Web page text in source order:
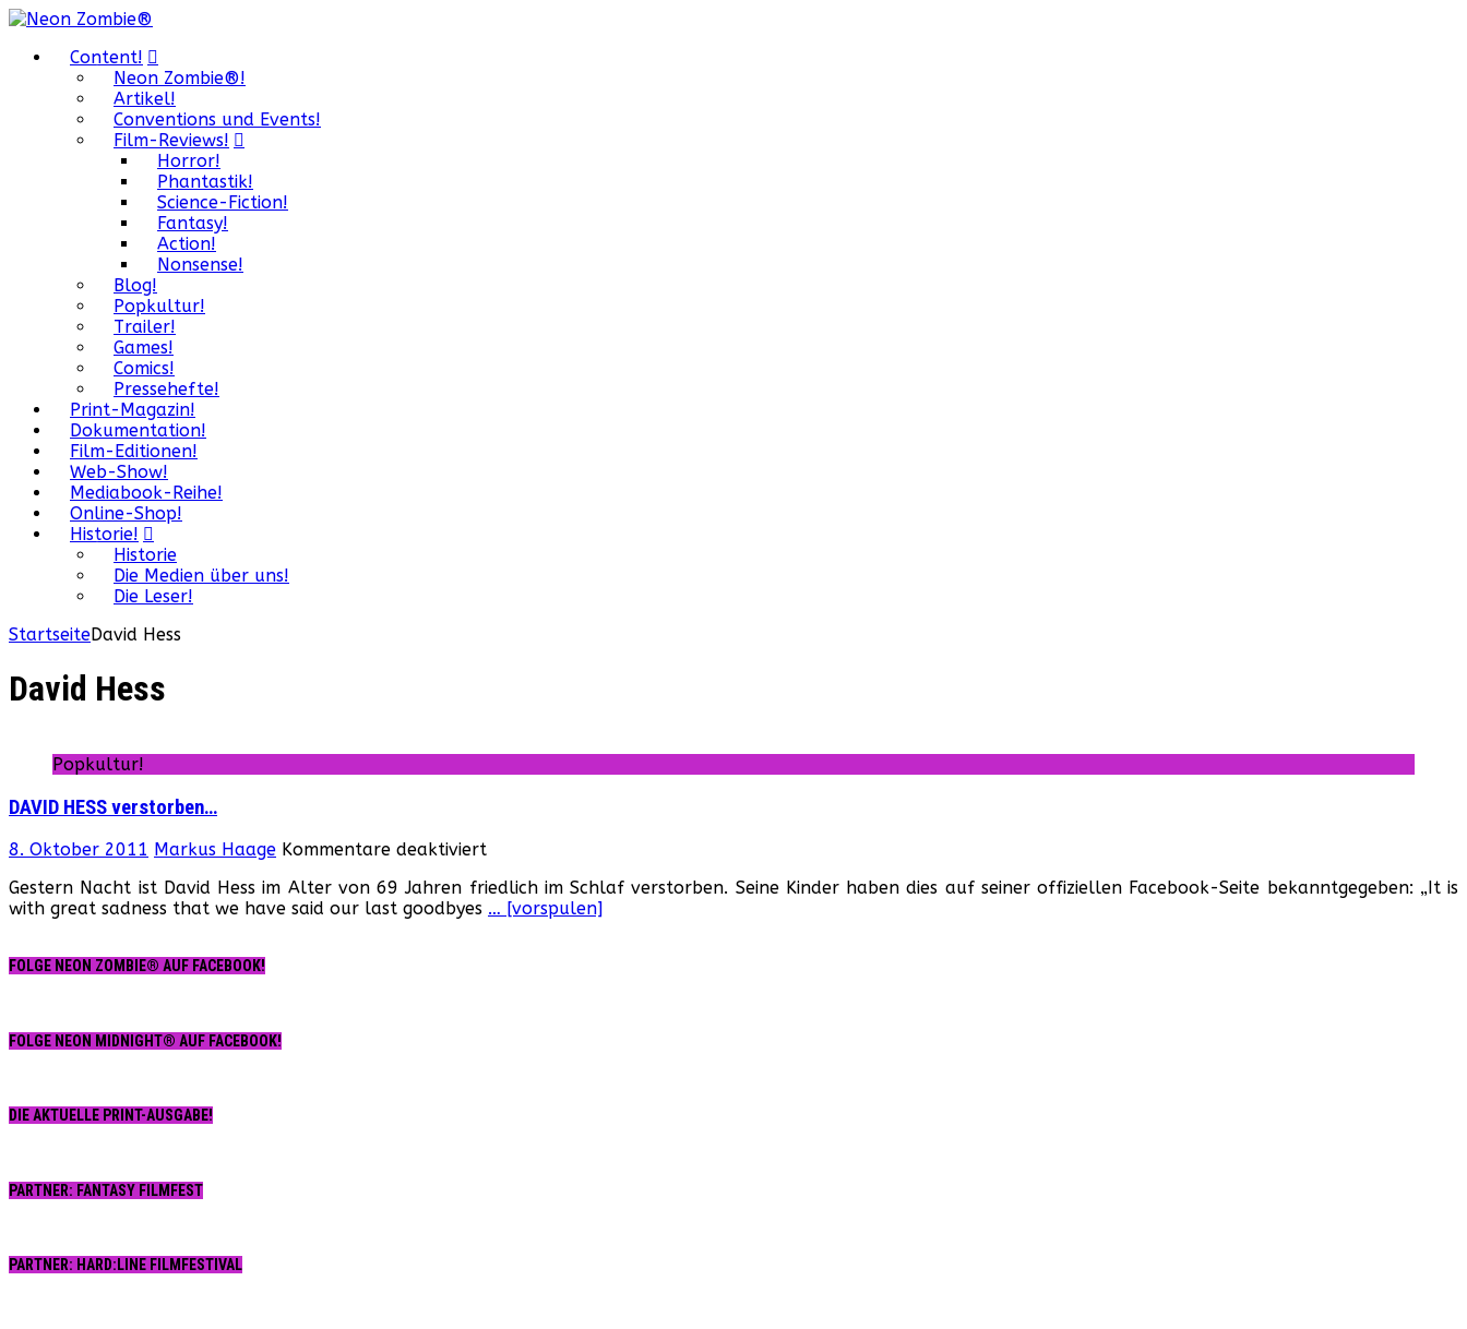
Content!
Neon Zombie®!
Artikel!
Conventions und Events!
Film-Reviews!
Horror!
Phantastik!
Science-Fiction!
Fantasy!
Action!
Nonsense!
Blog!
Popkultur!
Trailer!
Games!
Comics!
Pressehefte!
Print-Magazin!
Dokumentation!
Film-Editionen!
Web-Show!
Mediabook-Reihe!
Online-Shop!
Historie!
Historie
Die Medien über uns!
Die Leser!
StartseiteDavid Hess
David Hess
Popkultur!
DAVID HESS verstorben…
8. Oktober 2011 Markus Haage Kommentare deaktiviertfür
HESS
verstorben…
Gestern Nacht ist David Hess im Alter von 69 Jahren friedlich im Schlaf verstorben. Seine Kinder haben dies auf seiner offiziellen Facebook-Seite bekanntgegeben: „It is
with great sadness that we have said our last goodbyes … [vorspulen]
FOLGE NEON ZOMBIE® AUF FACEBOOK!
FOLGE NEON MIDNIGHT® AUF FACEBOOK!
DIE AKTUELLE PRINT-AUSGABE!
PARTNER: FANTASY FILMFEST
PARTNER: HARD:LINE FILMFESTIVAL